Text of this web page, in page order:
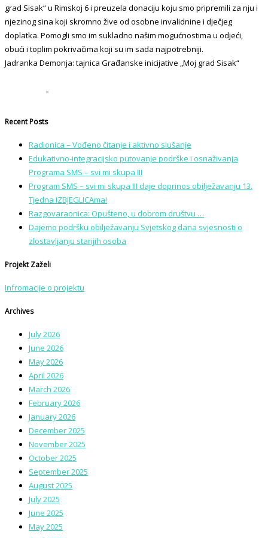
grad Sisak“ u Rimskoj 6 i preuzela donaciju koju smo pripremili za nju i
njezinog sina koji skromno žive od osobne invalidnine i dječjeg
doplatka. Pomogli smo im sukladno našim mogućnostima u odjeći,
obući i toplim pokrivačima koji su im sada najpotrebniji.
Jadranka Demonja: tajnica Građanske inicijative „Moj grad Sisak“
Recent Posts
Radionica – Vođeno čitanje i aktivno slušanje
Edukativno-integracijsko putovanje podrške i osnaživanja
Programa SMS – svi mi skupa III
Program SMS – svi mi skupa III daje doprinos obilježavanju 13.
Tjedna IZBJEGLICAma!
Razgovaraonica: Opušteno, u dobrom društvu …
Dajemo podršku obilježavanju Svjetskog dana svjesnosti o
zlostavljanju starijih osoba
Projekt Zaželi
Infromacije o projektu
Archives
July 2026
June 2026
May 2026
April 2026
March 2026
February 2026
January 2026
December 2025
November 2025
October 2025
September 2025
August 2025
July 2025
June 2025
May 2025